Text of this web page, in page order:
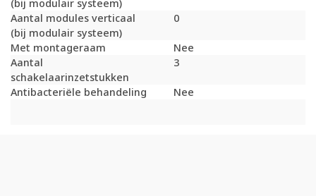
(bij modulair systeem)
Aantal modules verticaal
(bij modulair systeem)
0
Met montageraam
Nee
Aantal
schakelaarinzetstukken
3
Antibacteriële behandeling Nee